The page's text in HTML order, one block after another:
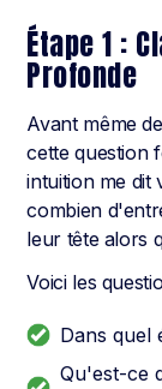
Étape 1 :
Profonde
Avant même
cette question
intuition me dit
combien
leur tête alors
Voici les
Dans quel
Qu'est-ce